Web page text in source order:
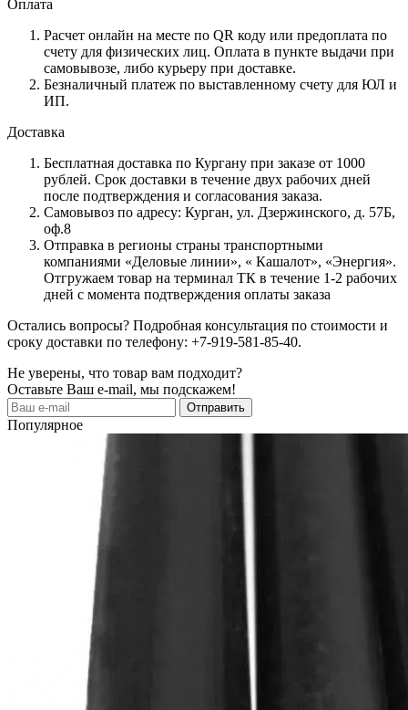
Оплата
Расчет онлайн на месте по QR коду или предоплата по
счету для физических лиц. Оплата в пункте выдачи при
самовывозе, либо курьеру при доставке.
Безналичный платеж по выставленному счету для ЮЛ и
ИП.
Доставка
Бесплатная доставка по Кургану при заказе от 1000
рублей. Срок доставки в течение двух рабочих дней
после подтверждения и согласования заказа.
Самовывоз по адресу: Курган, ул. Дзержинского, д. 57Б,
оф.8
Отправка в регионы страны транспортными
компаниями «Деловые линии», « Кашалот», «Энергия».
Отгружаем товар на терминал ТК в течение 1-2 рабочих
дней с момента подтверждения оплаты заказа
Остались вопросы? Подробная консультация по стоимости и
сроку доставки по телефону: +7-919-581-85-40.
Не уверены, что товар вам подходит?
Оставьте Ваш e-mail, мы подскажем!
Популярное